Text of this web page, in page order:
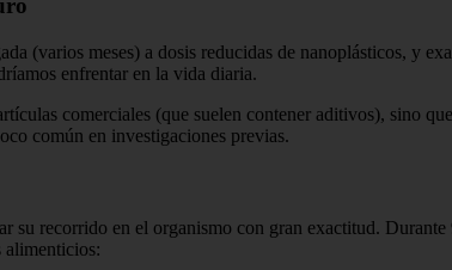
(varios meses) a dosis reducidas de nanoplásticos, y
enfrentar en la vida diaria.
comerciales (que suelen contener aditivos), sino
común en investigaciones previas.
su recorrido en el organismo con gran exactitud.
alimenticios: